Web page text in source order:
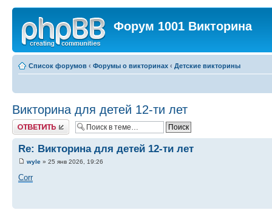
Форум 1001 Викторина
Список форумов ‹ Форумы о викторинах ‹ Детские викторины
Викторина для детей 12-ти лет
Ответить
Re: Викторина для детей 12-ти лет
wyle » 25 янв 2026, 19:26
Corr